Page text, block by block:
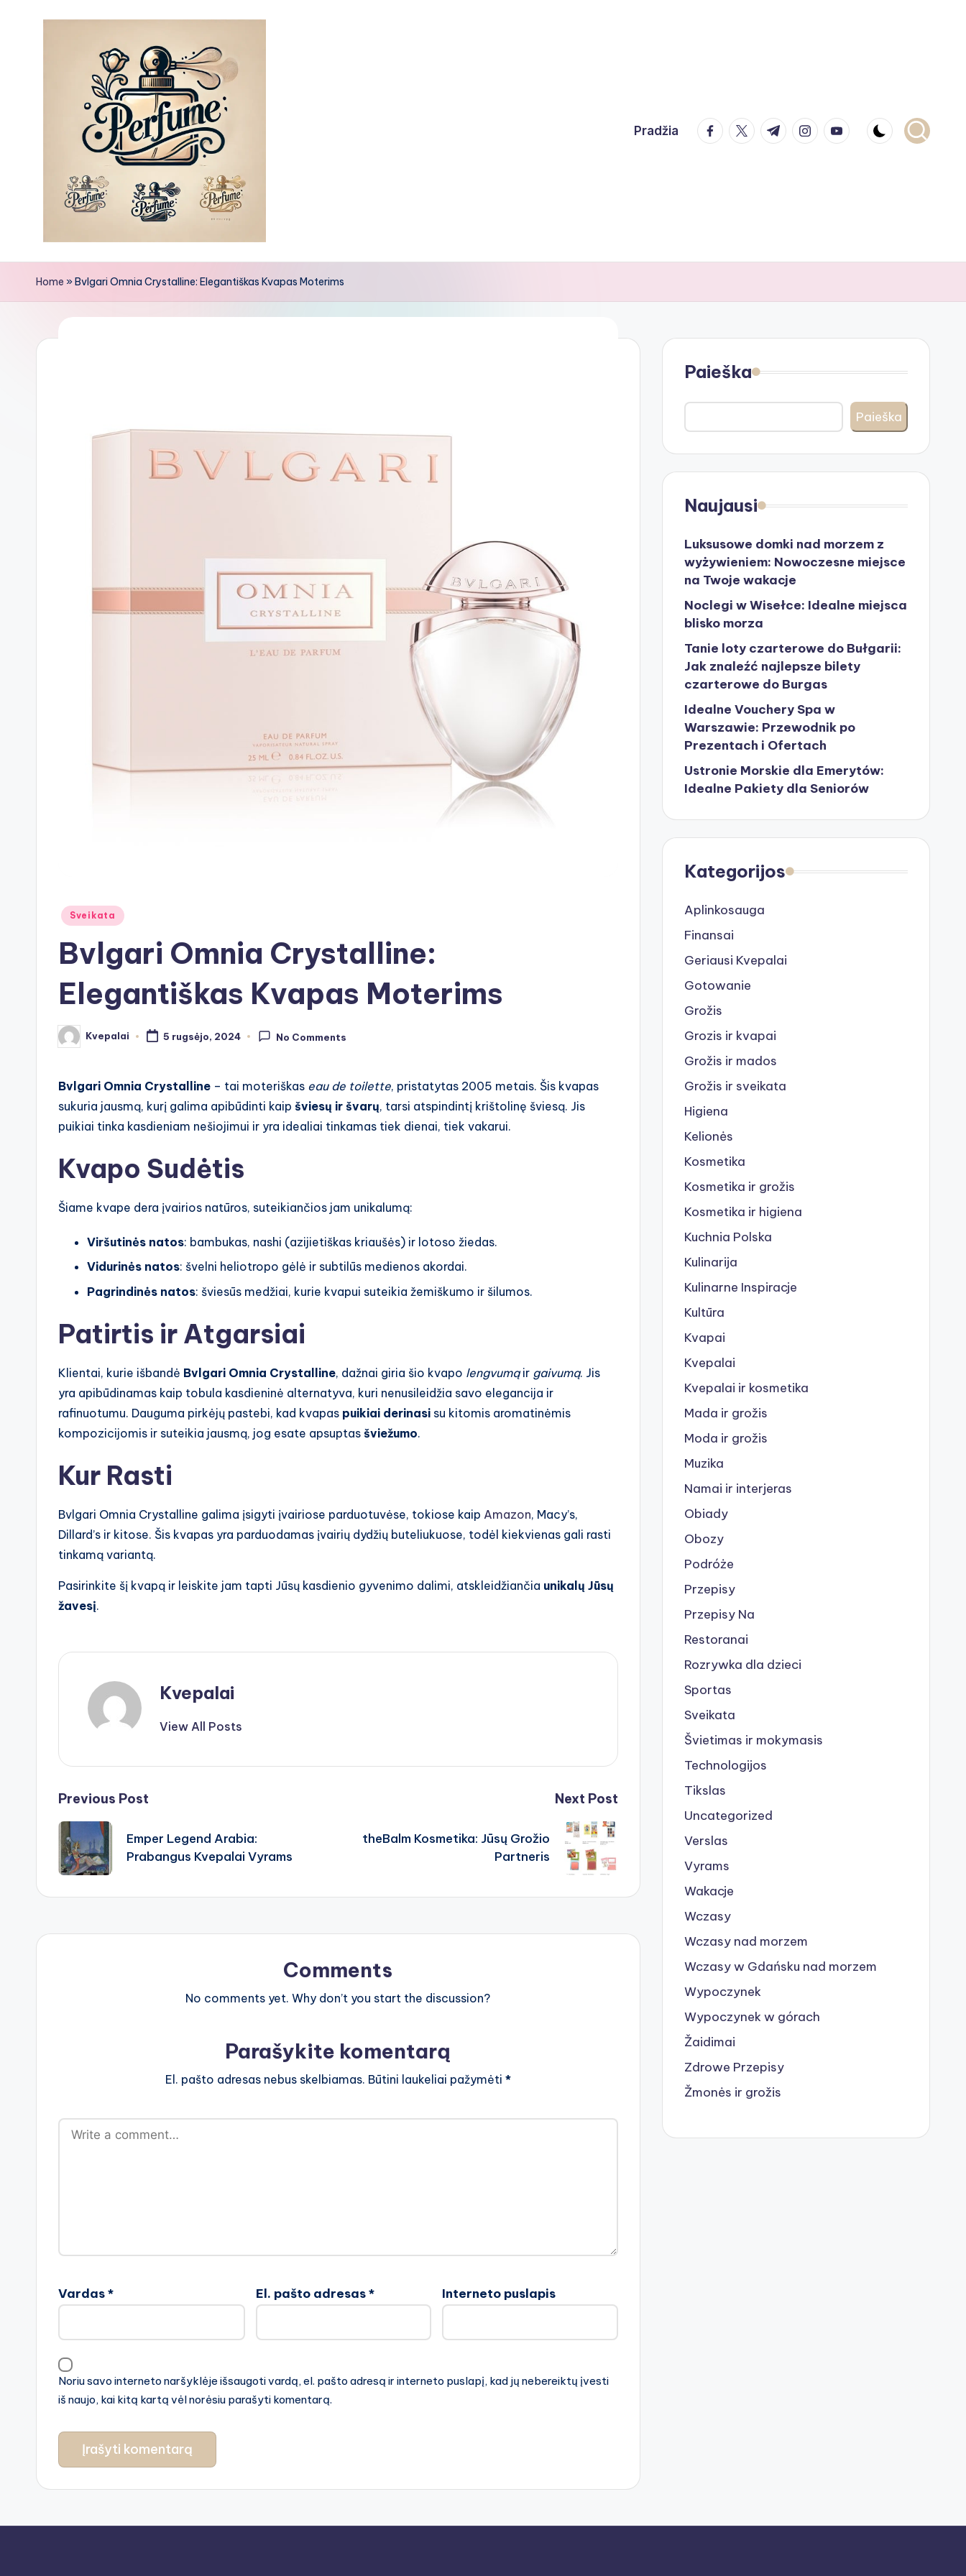
Pradžia facebook.com
twitter.com
t.me instagram.com
youtube.com
Home »Bvlgari Omnia Crystalline: Elegantiškas Kvapas Moterims
Posted
Sveikata
Bvlgari Omnia Crystalline:
Elegantiškas Kvapas Moterims
Posted
by
Kvepalai 5 rugsėjo, 2024 No Comments
Bvlgari Omnia Crystalline – tai moteriškas eau de toilette, pristatytas 2005 metais. Šis kvapas
sukuria jausmą, kurį galima apibūdinti kaip šviesų ir švarų, tarsi atspindintį krištolinę šviesą. Jis
puikiai tinka kasdieniam nešiojimui ir yra idealiai tinkamas tiek dienai, tiek vakarui.
Kvapo Sudėtis
Šiame kvape dera įvairios natūros, suteikiančios jam unikalumą:
Viršutinės natos: bambukas, nashi (azijietiškas kriaušės) ir lotoso žiedas.
Vidurinės natos: švelni heliotropo gėlė ir subtilūs medienos akordai.
Pagrindinės natos: šviesūs medžiai, kurie kvapui suteikia žemiškumo ir šilumos.
Patirtis ir Atgarsiai
Klientai, kurie išbandė Bvlgari Omnia Crystalline, dažnai giria šio kvapo lengvumąir gaivumą. Jis
yra apibūdinamas kaip tobula kasdieninė alternatyva, kuri nenusileidžia savo elegancija ir
rafinuotumu. Dauguma pirkėjų pastebi, kad kvapas puikiai derinasi su kitomis aromatinėmis
kompozicijomis ir suteikia jausmą, jog esate apsuptas šviežumo.
Kur Rasti
Bvlgari Omnia Crystalline galima įsigyti įvairiose parduotuvėse, tokiose kaip Amazon, Macy’s,
Dillard’s ir kitose. Šis kvapas yra parduodamas įvairių dydžių buteliukuose, todėl kiekvienas gali rasti
tinkamą variantą.
Pasirinkite šį kvapą ir leiskite jam tapti Jūsų kasdienio gyvenimo dalimi, atskleidžiančia unikalų Jūsų
žavesį.
Kvepalai
View All Posts
Post
navigation
Previous Post
Emper Legend Arabia:
Prabangus Kvepalai Vyrams
Next Post
theBalm Kosmetika: Jūsų Grožio
Partneris
Comments
No comments yet. Why don’t you start the discussion?
Parašykite komentarą
El. pašto adresas nebus skelbiamas. Būtini laukeliai pažymėti *
Vardas* El. pašto adresas* Interneto puslapis
Noriu savo interneto naršyklėje išsaugoti vardą, el. pašto adresą ir interneto puslapį, kad jų nebereiktų įvesti
iš naujo, kai kitą kartą vėl norėsiu parašyti komentarą.
Paieška
Paieška
Naujausi
Luksusowe domki nad morzem z
wyżywieniem: Nowoczesne miejsce
na Twoje wakacje
Noclegi w Wisełce: Idealne miejsca
blisko morza
Tanie loty czarterowe do Bułgarii:
Jak znaleźć najlepsze bilety
czarterowe do Burgas
Idealne Vouchery Spa w
Warszawie: Przewodnik po
Prezentach i Ofertach
Ustronie Morskie dla Emerytów:
Idealne Pakiety dla Seniorów
Kategorijos
Aplinkosauga
Finansai
Geriausi Kvepalai
Gotowanie
Grožis
Grozis ir kvapai
Grožis ir mados
Grožis ir sveikata
Higiena
Kelionės
Kosmetika
Kosmetika ir grožis
Kosmetika ir higiena
Kuchnia Polska
Kulinarija
Kulinarne Inspiracje
Kultūra
Kvapai
Kvepalai
Kvepalai ir kosmetika
Mada ir grožis
Moda ir grožis
Muzika
Namai ir interjeras
Obiady
Obozy
Podróże
Przepisy
Przepisy Na
Restoranai
Rozrywka dla dzieci
Sportas
Sveikata
Švietimas ir mokymasis
Technologijos
Tikslas
Uncategorized
Verslas
Vyrams
Wakacje
Wczasy
Wczasy nad morzem
Wczasy w Gdańsku nad morzem
Wypoczynek
Wypoczynek w górach
Žaidimai
Zdrowe Przepisy
Žmonės ir grožis